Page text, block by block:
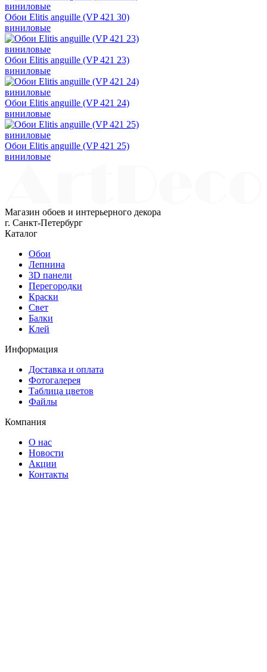
Обои Elitis anguille (VP 421 30)
виниловые
Обои Elitis anguille (VP 421 23)
виниловые
Обои Elitis anguille (VP 421 24)
виниловые
Обои Elitis anguille (VP 421 25)
виниловые
Магазин обоев и интерьерного декора
г. Санкт-Петербург
Каталог
Обои
Лепнина
3D панели
Перегородки
Краски
Свет
Балки
Клей
Информация
Доставка и оплата
Фотогалерея
Таблица цветов
Файлы
Компания
О нас
Новости
Акции
Контакты